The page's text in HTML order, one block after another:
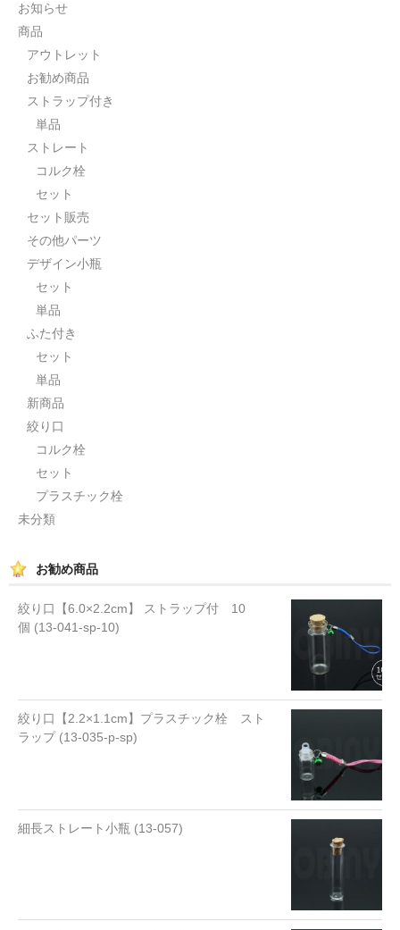
お知らせ
商品
アウトレット
お勧め商品
ストラップ付き
単品
ストレート
コルク栓
セット
セット販売
その他パーツ
デザイン小瓶
セット
単品
ふた付き
セット
単品
新商品
絞り口
コルク栓
セット
プラスチック栓
未分類
お勧め商品
絞り口【6.0×2.2cm】 ストラップ付 10
個 (13-041-sp-10)
絞り口【2.2×1.1cm】プラスチック栓 スト
ラップ (13-035-p-sp)
細長ストレート小瓶 (13-057)